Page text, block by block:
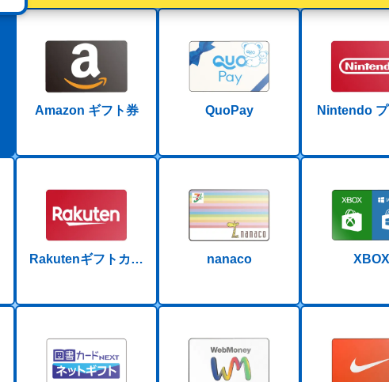
Amazon ギフト券 QuoPay
Nintendo
Rakutenギフトカー
nanaco XBOX